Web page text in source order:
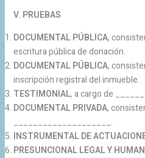
V. PRUEBAS
DOCUMENTAL PÚBLICA,
escritura pública de donación.
DOCUMENTAL PÚBLICA,
inscripción registral del inmueble.
TESTIMONIAL, a cargo de
DOCUMENTAL PRIVADA,
____________________.
INSTRUMENTAL DE
PRESUNCIONAL LEGAL Y